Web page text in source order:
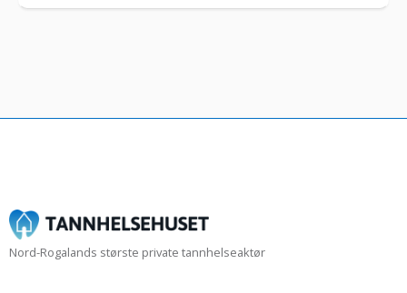
Nord-Rogalands største private tannhelseaktør